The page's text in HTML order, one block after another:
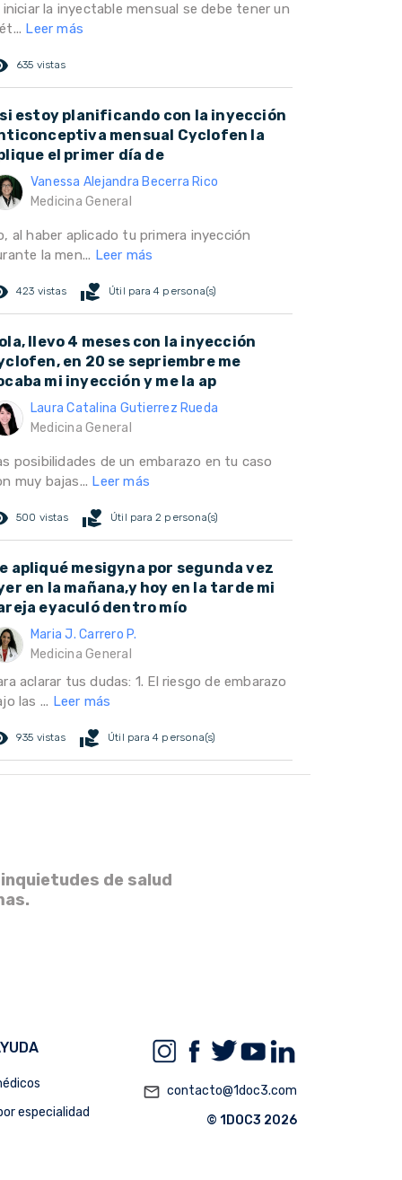
iniciar la inyectable mensual se debe tener un
Leer más
635 vistas
estoy planificando con la inyección
mensual Cyclofen la
el primer día de
Vanessa Alejandra Becerra Rico
Medicina General
al haber aplicado tu primera inyección
la men... Leer más
423 vistas volunteer_activism Útil para 4 persona(s)
llevo 4 meses con la inyección
en 20 se sepriembre me
mi inyección y me la ap
Laura Catalina Gutierrez Rueda
Medicina General
posibilidades de un embarazo en tu caso
muy bajas... Leer más
500 vistas volunteer_activism Útil para 2 persona(s)
apliqué mesigyna por segunda vez
en la mañana,y hoy en la tarde mi
eyaculó dentro mío
Maria J. Carrero P.
Medicina General
aclarar tus dudas: 1. El riesgo de embarazo
las ... Leer más
935 vistas volunteer_activism Útil para 4 persona(s)
de salud
especialidad
mail_outline contacto@1doc3.com
© 1DOC3 2026